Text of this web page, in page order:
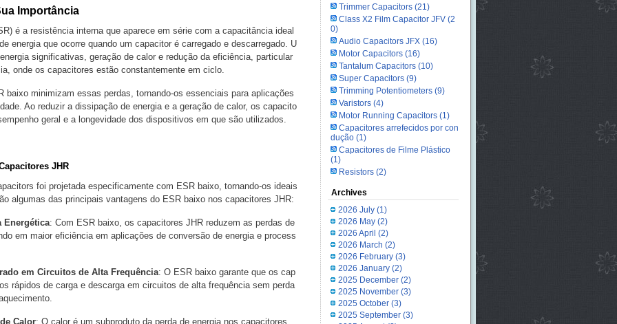
Importância
é a resistência interna que aparece em série com a capacitância ideal
energia que ocorre quando um capacitor é carregado e descarregado. U
significativas, geração de calor e redução da eficiência, particular
onde os capacitores estão constantemente em ciclo.
baixo minimizam essas perdas, tornando-os essenciais para aplicações
Ao reduzir a dissipação de energia e a geração de calor, os capacito
geral e a longevidade dos dispositivos em que são utilizados.
JHR
foi projetada especificamente com ESR baixo, tornando-os ideais
algumas das principais vantagens do ESR baixo nos capacitores JHR:
: Com ESR baixo, os capacitores JHR reduzem as perdas de
em maior eficiência em aplicações de conversão de energia e process
em Circuitos de Alta Frequência: O ESR baixo garante que os cap
rápidos de carga e descarga em circuitos de alta frequência sem perda
Calor: O calor é um subproduto da perda de energia nos capacitores.
Trimmer Capacitors(21)
Class X2 Film Capacitor JFV(2
0)
Audio Capacitors JFX(16)
Motor Capacitors (16)
Tantalum Capacitors(10)
Super Capacitors(9)
Trimming Potentiometers(9)
Varistors(4)
Motor Running Capacitors(1)
Capacitores arrefecidos por con
dução(1)
Capacitores de Filme Plástico
(1)
Resistors(2)
Archives
2026 July(1)
2026 May(2)
2026 April (2)
2026 March (2)
2026 February(3)
2026 January(2)
2025 December(2)
2025 November(3)
2025 October(3)
2025 September(3)